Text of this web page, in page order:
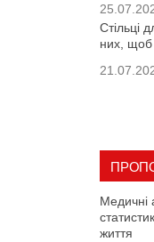
Стільці
них, щоб
Медичні
життя